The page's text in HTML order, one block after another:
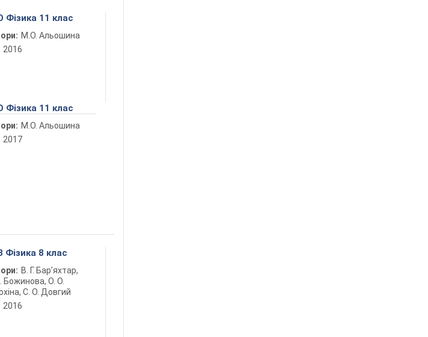
Фізика 11 клас
М.О. Альошина
2016
Фізика 11 клас
М.О. Альошина
2017
Фізика 8 клас
В. Г. Бар’яхтар,
Божинова, О. О.
С. О. Довгий
2016